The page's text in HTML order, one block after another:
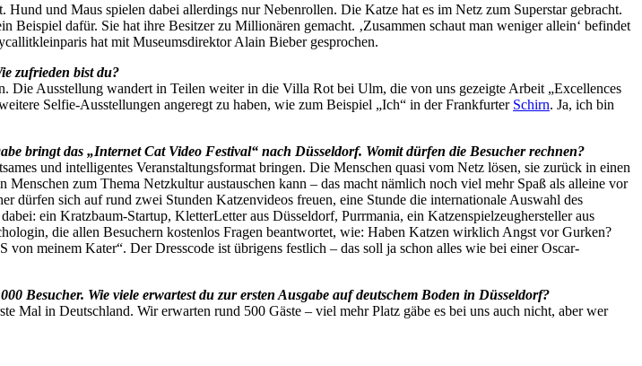
und Maus spielen dabei allerdings nur Nebenrollen. Die Katze hat es im Netz zum Superstar gebracht.
dafür. Sie hat ihre Besitzer zu Millionären gemacht. ‚Zusammen schaut man weniger allein‘ befindet
hat mit Museumsdirektor Alain Bieber gesprochen.
zufrieden bist du?
Ausstellung wandert in Teilen weiter in die Villa Rot bei Ulm, die von uns gezeigte Arbeit „Excellences
Selfie-Ausstellungen angeregt zu haben, wie zum Beispiel „Ich“ in der Frankfurter Schirn. Ja, ich bin
bringt das „Internet Cat Video Festival“ nach Düsseldorf. Womit dürfen die Besucher rechnen?
und intelligentes Veranstaltungsformat bringen. Die Menschen quasi vom Netz lösen, sie zurück in einen
zum Thema Netzkultur austauschen kann – das macht nämlich noch viel mehr Spaß als alleine vor
dürfen sich auf rund zwei Stunden Katzenvideos freuen, eine Stunde die internationale Auswahl des
ein Kratzbaum-Startup, KletterLetter aus Düsseldorf, Purrmania, ein Katzenspielzeughersteller aus
die allen Besuchern kostenlos Fragen beantwortet, wie: Haben Katzen wirklich Angst vor Gurken?
meinem Kater“. Der Dresscode ist übrigens festlich – das soll ja schon alles wie bei einer Oscar-
Besucher. Wie viele erwartest du zur ersten Ausgabe auf deutschem Boden in Düsseldorf?
in Deutschland. Wir erwarten rund 500 Gäste – viel mehr Platz gäbe es bei uns auch nicht, aber wer